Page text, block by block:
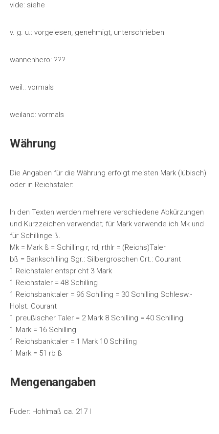
vide: siehe
v. g. u.: vorgelesen, genehmigt, unterschrieben
wannenhero: ???
weil.: vormals
weiland: vormals
Währung
Die Angaben für die Währung erfolgt meisten Mark (lübisch)
oder in Reichstaler:
In den Texten werden mehrere verschiedene Abkürzungen
und Kurzzeichen verwendet; für Mark verwende ich Mk und
für Schillinge ß.
Mk = Mark ß = Schilling r, rd, rthlr = (Reichs)Taler
bß = Bankschilling Sgr.: Silbergroschen Crt.: Courant
1 Reichstaler entspricht 3 Mark
1 Reichstaler = 48 Schilling
1 Reichsbanktaler = 96 Schilling = 30 Schilling Schlesw.-
Holst. Courant
1 preußischer Taler = 2 Mark 8 Schilling = 40 Schilling
1 Mark = 16 Schilling
1 Reichsbanktaler = 1 Mark 10 Schilling
1 Mark = 51 rb ß
Mengenangaben
Fuder: Hohlmaß ca. 217 l